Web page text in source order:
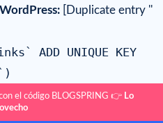
[Duplicate entry ''
ADD UNIQUE KEY
el código BLOGSPRING 👉 Lo